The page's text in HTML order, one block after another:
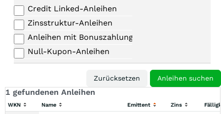
Credit Linked-Anleihen
Zinsstruktur-Anleihen
Anleihen mit Bonuszahlungen
Null-Kupon-Anleihen
1 gefundenen Anleihen
WKN Name Emittent Zins